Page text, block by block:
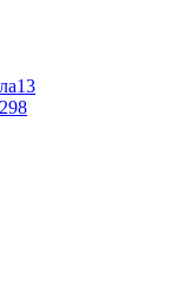
13
298